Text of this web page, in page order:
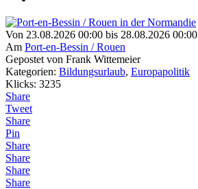
Von 23.08.2026 00:00 bis 28.08.2026 00:00
Am Port-en-Bessin / Rouen
Gepostet von Frank Wittemeier
Kategorien: Bildungsurlaub, Europapolitik
Klicks: 3235
Share
Tweet
Share
Pin
Share
Share
Share
Share